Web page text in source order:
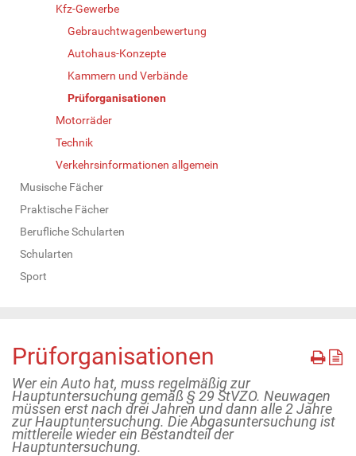
Kfz-Gewerbe
Gebrauchtwagenbewertung
Autohaus-Konzepte
Kammern und Verbände
Prüforganisationen
Motorräder
Technik
Verkehrsinformationen allgemein
Musische Fächer
Praktische Fächer
Berufliche Schularten
Schularten
Sport
Prüforganisationen
Wer ein Auto hat, muss regelmäßig zur
Hauptuntersuchung gemäß § 29 StVZO. Neuwagen
müssen erst nach drei Jahren und dann alle 2 Jahre
zur Hauptuntersuchung. Die Abgasuntersuchung ist
mittlereile wieder ein Bestandteil der
Hauptuntersuchung.